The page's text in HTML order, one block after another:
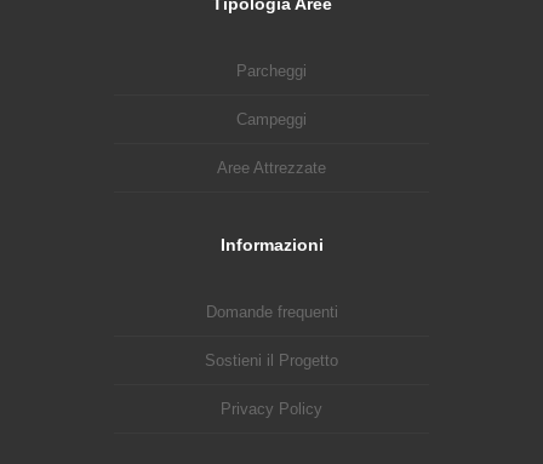
Parcheggi
Campeggi
Aree Attrezzate
Informazioni
Domande frequenti
Sostieni il Progetto
Privacy Policy